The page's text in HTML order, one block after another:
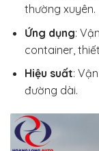
thường xuyên.
Ứng dụng:
container,
Hiệu suất:
đường dài.